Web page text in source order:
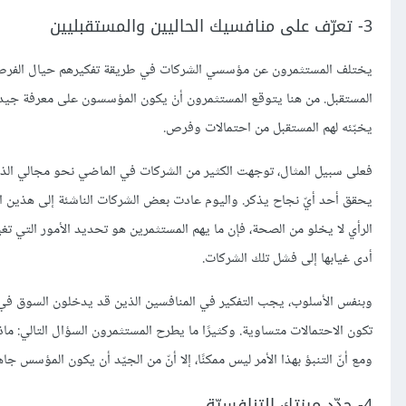
3- تعرّف على منافسيك الحاليين والمستقبليين
يختلف المستثمرون عن مؤسسي الشركات في طريقة تفكيرهم حيال الفرص
المستقبل. من هنا يتوقع المستثمرون أنْ يكون المؤسسون على معرفة
يخبّئه لهم المستقبل من احتمالات وفرص.
يحقق أحد أيّ نجاح يذكر. واليوم عادت بعض الشركات الناشئة إلى هذين
الرأي لا يخلو من الصحة، فإن ما يهم المستثمرين هو تحديد الأمور
أدى غيابها إلى فشل تلك الشركات.
وبنفس الأسلوب، يجب التفكير في المنافسين الذين قد يدخلون السوق في
ومع أنّ التنبؤ بهذا الأمر ليس ممكنًا، إلا أنّ من الجيّد أن يكون المؤسس